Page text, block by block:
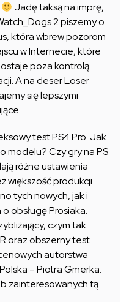
Jadę taksą na imprę,
2 piszemy o
która wbrew pozorom
w Internecie, które
poza kontrolą
A na deser Loser
się lepszymi
test PS4 Pro. Jak
modelu? Czy gry na PS
różne ustawienia
większość produkcji
tych nowych, jak i
obsługę Prosiaka.
czym tak
oraz obszerny test
autorstwa
– Piotra Gmerka.
zainteresowanych tą